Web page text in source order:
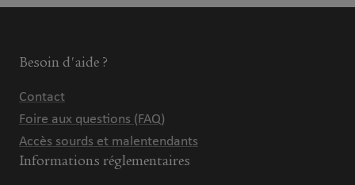
Besoin d'aide ?
Contact
Foire aux questions (FAQ)
Accès sourds et malentendants
Informations réglementaires